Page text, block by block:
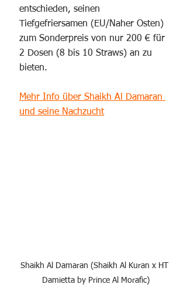
entschieden, seinen
Tiefgefriersamen (EU/Naher Osten)
zum Sonderpreis von nur 200 € für
2 Dosen (8 bis 10 Straws) an zu
bieten.
Mehr Info über Shaikh Al Damaran
und seine Nachzucht
Shaikh Al Damaran (Shaikh Al Kuran x HT
Damietta by Prince Al Morafic)